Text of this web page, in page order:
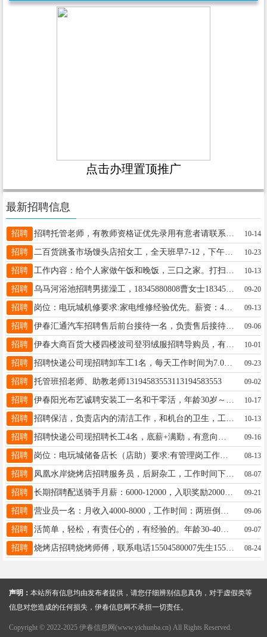
点击办理置顶推广
最新招聘信息
招聘 10-14
招聘 二百货跳蚤市场馒头店招女工，全天班早7-12，下午2-5，工资2700+300满勤奖，年龄40-55，另外招半天班，电话13945889878贾女士13945889878 10-23
招聘 10-13
招聘 乌马河浴池招聘男搓澡工，18345880808曹女士18345880808 09-20
招聘 岗位：电玩城机修要求:家电维修经验优先。薪资：4000-6000上月休四天，周六日不休包吃包住工作时间：9:00-22:00联系方式：13804850735全女士13804850735 09-13
招聘 伊春汇通汽车招聘售后前台接待一名，负责售后接待，维修，保养，质保的客户，要求会开车，亲和力强，学习力，执行力强，有汽车相关行业从业经历者优先...更多>>联系电话：13339489579王先生13339489579 09-06
招聘 伊春大商百货大楼四楼波司登羽绒服招聘导购员，有意者可到店面谈或电话咨询18645869996或18645868586李先生18645868586 10-01
招聘 招聘快递公司现招聘卸车工1名，每天工作时间为7.00-10.00，另招聘长工4名，底薪+满勤，有意向者电联：18324689991（打这个电话号）助理19815593613 09-23
招聘 托管班招老师、助教老师13194583553113194583553 09-02
招聘 10-17
招聘 10-13
招聘 09-16
招聘 岗位：电玩城储备店长（店助）要求:有管理岗工作经验者优先薪资：5000-8000包吃包住工作时间：9:00-22:00，月休四天联系方式：高经理，13354538994贾妮燃18846239901 08-13
招聘 凤凰水岸烧烤店招聘服务员，后厨杂工，工作时间下午4点到12点，工资3500保底，能力好还能加，有意者面议，杨13199266692 08-07
招聘 长期招聘配送骑手月薪：6000-12000，入职奖励2000，车辆电瓶首月免费使用，车辆补贴1000，老骑手回归奖2000元????????业务经理：月薪4000-7000，20岁以上，男女不限，学历不限，有无经验均可陈女士18504581458 09-21
招聘 09-06
招聘 活简单，轻松，有责任心的，有经验的。年龄30-40，火车站附近，薪资面议。陶女士18645891888 09-07
招聘 烧烤店招聘烧烤师傅，联系电话15504580007先生15504580007 08-24
声明： 本站所有信息均由发布者提供，请您仔细辨别信息真伪，对于虚假类等
信息对您造成的任何损失，伊春信息网不承担一切责任。
Copyright © 2022-2025 伊春信息网(www.yichunba.cn) All Rights Reserved.